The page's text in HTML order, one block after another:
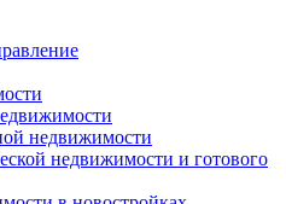
недвижимости
недвижимости и готового